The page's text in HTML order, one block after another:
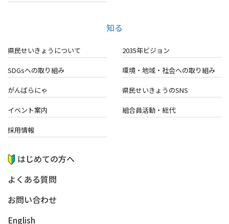
知る
県民せいきょうについて 2035年ビジョン
SDGsへの取り組み 環境・地域・ 社会への取り組み
がんばらにゃ 県民せいきょうのSNS
イベント案内 組合員活動・総代
採用情報
はじめての方へ
よくある質問
お問い合わせ
English